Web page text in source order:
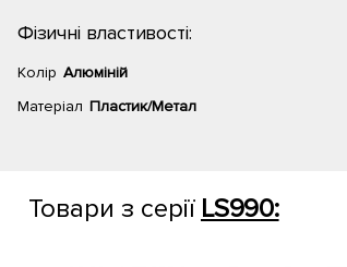
Фізичні властивості:
Колір Алюміній
Матеріал Пластик/Метал
Товари з серії LS990: